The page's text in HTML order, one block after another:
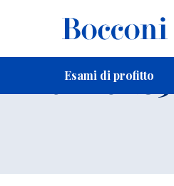
Esami di profitto
Esame